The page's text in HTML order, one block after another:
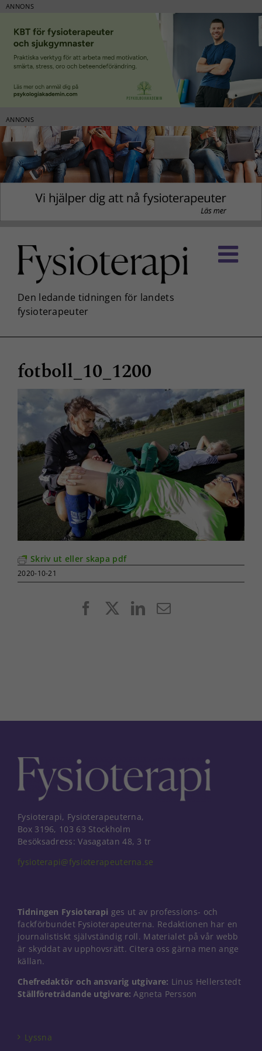
ANNONS
ANNONS
innehållet
fotboll_10_1200
Skriv ut eller skapa pdf
2020-10-21
FacebookLinkedIn
E-
Fysioterapi, Fysioterapeuterna,
Box 3196, 103 63 Stockholm
Besöksadress: Vasagatan 48, 3 tr
fysioterapi@fysioterapeuterna.se
Tidningen Fysioterapi ges ut av professions- och
fackförbundet Fysioterapeuterna. Redaktionen har en
journalistiskt självständig roll. Materialet på vår webb
är skyddat av upphovsrätt. Citera oss gärna men ange
källan.
Chefredaktör och ansvarig utgivare: Linus Hellerstedt
Ställföreträdande utgivare: Agneta Persson
Lyssna
Nödvändiga